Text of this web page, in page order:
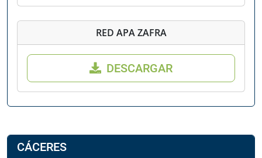
RED APA ZAFRA
DESCARGAR
CÁCERES